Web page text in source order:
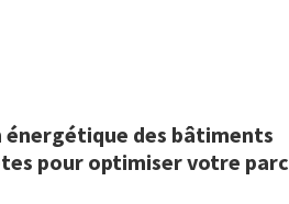
des bâtiments
pour optimiser votre parc